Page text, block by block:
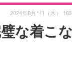
な着こな
2024年8月1日（木） 18